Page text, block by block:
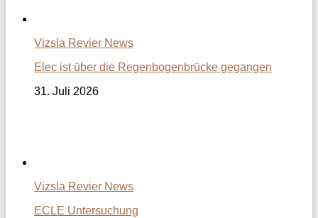
Vizsla Revier News
Elec ist über die Regenbogenbrücke gegangen
31. Juli 2026
Vizsla Revier News
ECLE Untersuchung